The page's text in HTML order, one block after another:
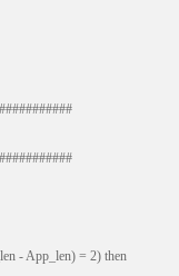
- App_len) = 2) then